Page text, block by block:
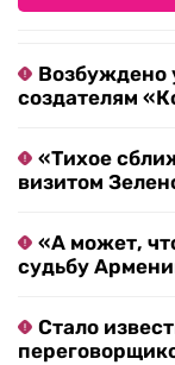
Возбуждено
создателям
«Тихое
визитом
«А может,
судьбу
Стало